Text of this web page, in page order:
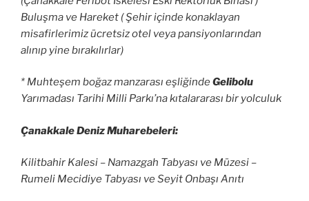
Buluşma ve Hareket ( Şehir içinde konaklayan
misafirlerimiz ücretsiz otel veya pansiyonlarından
alınıp yine bırakılırlar)
* Muhteşem boğaz manzarası eşliğindeGelibolu
Yarımadası Tarihi Milli Parkı’na kıtalararası bir yolculuk
Çanakkale Deniz Muharebeleri:
Kilitbahir Kalesi – Namazgah Tabyası ve Müzesi –
Rumeli Mecidiye Tabyası ve Seyit Onbaşı Anıtı